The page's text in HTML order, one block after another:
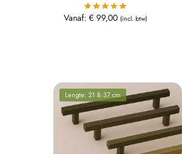
Vanaf: €99,00 (incl. btw)
Lengte: 21 & 37 cm